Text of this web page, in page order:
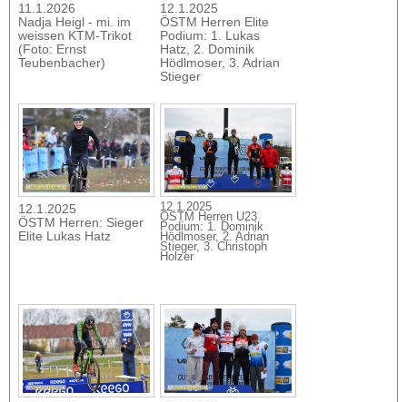
11.1.2026
Nadja Heigl - mi. im
weissen KTM-Trikot
(Foto: Ernst
Teubenbacher)
12.1.2025
ÖSTM Herren Elite
Podium: 1. Lukas
Hatz, 2. Dominik
Hödlmoser, 3. Adrian
Stieger
12.1.2025
ÖSTM Herren: Sieger
Elite Lukas Hatz
12.1.2025
ÖSTM Herren U23
Podium: 1. Dominik
Hödlmoser, 2. Adrian
Stieger, 3. Christoph
Holzer